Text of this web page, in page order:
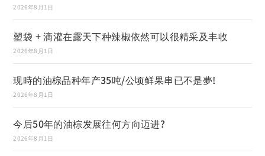
2026年8月1日
塑袋 + 滴灌在露天下种辣椒依然可以很精采及丰收
2026年8月1日
现時的油棕品种年产35吨/公顷鲜果串已不是夢!
2026年8月1日
今后50年的油棕发展往何方向迈进?
2026年8月1日